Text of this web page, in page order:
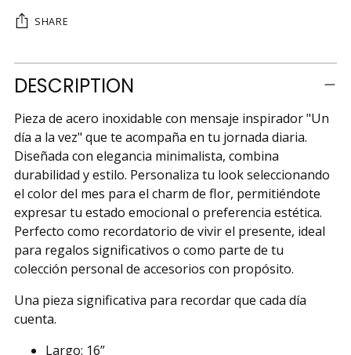
SHARE
Adding
product
your
cart
DESCRIPTION
Pieza de acero inoxidable con mensaje inspirador "Un
día a la vez" que te acompaña en tu jornada diaria.
Diseñada con elegancia minimalista, combina
durabilidad y estilo. Personaliza tu look seleccionando
el color del mes para el charm de flor, permitiéndote
expresar tu estado emocional o preferencia estética.
Perfecto como recordatorio de vivir el presente, ideal
para regalos significativos o como parte de tu
colección personal de accesorios con propósito.
Una pieza significativa para recordar que cada día
cuenta.
Largo: 16”